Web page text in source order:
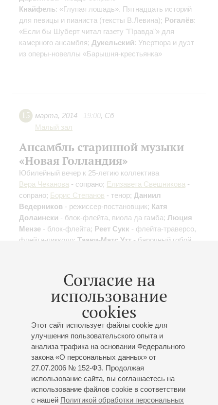
Согласие на
использование
cookies
Этот сайт использует файлы cookie для
улучшения пользовательского опыта и
анализа трафика на основании Федерального
закона «О персональных данных» от
27.07.2006 № 152-ФЗ. Продолжая
использование сайта, вы соглашаетесь на
использование файлов cookie в соответствии
с нашей Политикой обработки персональных
Кнайфель: «Глупая лошадь». Пятнадцать историй
для певицы и пианиста (тексты В.Левина); Рогалёв:
«Если бы Шуберт читал газету "Правда"» для
камерного ансамбля; Дукельский: Увертюра и дуэт
из оперы-новеллы «Барышня-крестьянка»
15 марта, 2014 19:00, Сб
Малый зал
Ансамбль старинной музыки
«Новая Голландия»
Юбилейный вечер к 25-летию коллектива
Вера Чеканова - сопрано; Елизавета Свешникова -
сопрано; Борис Степанов - тенор; Даниил
Ведерников - режиссер-постановщик; Катя
Долаински - блок-флейта, виола да гамба; Люция
Мензе - блок-флейта; Реет Сукк - флейта-траверсо,
флейта-пикколо; Таави-Матс Утт - барочный гобой,
одноактная опера-балет;
Первое исполнение в России
Фрагменты;Вивальди: Концерт для
блокфлейт, органа и струнных
марта,2014 19:00, Вс
Малый зал
Духовные кантаты.